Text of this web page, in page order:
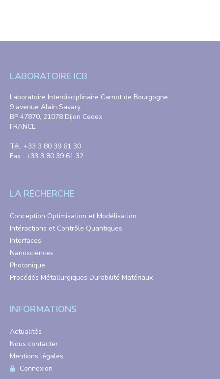
LABORATOIRE ICB
Laboratoire Interdisciplinaire Carnot de Bourgogne
9 avenue Alain Savary
BP 47870, 21078 Dijon Cedex
FRANCE
Tél. +33 3 80 39 61 30
Fax : +33 3 80 39 61 32
LA RECHERCHE
Conception Optimisation et Modélisation
Intéractions et Contrôle Quantiques
Interfaces
Nanosciences
Photonique
Procédés Métallurgiques Durabilité Matériaux
INFORMATIONS
Actualités
Nous contacter
Mentions légales
Connexion